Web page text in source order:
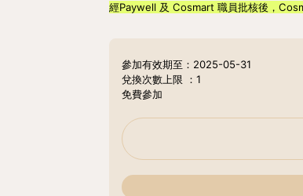
參加有效期至：2025-05-31
兌換次數上限
：1
免費參加
經Paywell 及 Cosmart 職員批核後，